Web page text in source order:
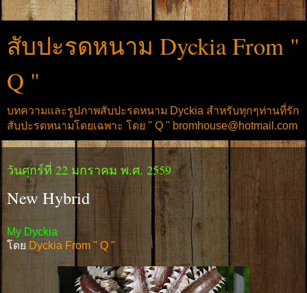
สับปะรดหนาม Dyckia From "
Q "
บทความและรูปภาพสับปะรดหนาม Dyckia สำหรับทุกๆท่านที่รัก
สับปะรดหนามโดยเฉพาะ โดย " Q " bromhouse@hotmail.com
วันศุกร์ที่ 22 มกราคม พ.ศ. 2559
New Hybrid
My Dyckia
โดย Dyckia From " Q "